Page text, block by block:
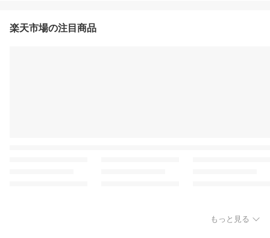
楽天市場の注目商品
もっと見る